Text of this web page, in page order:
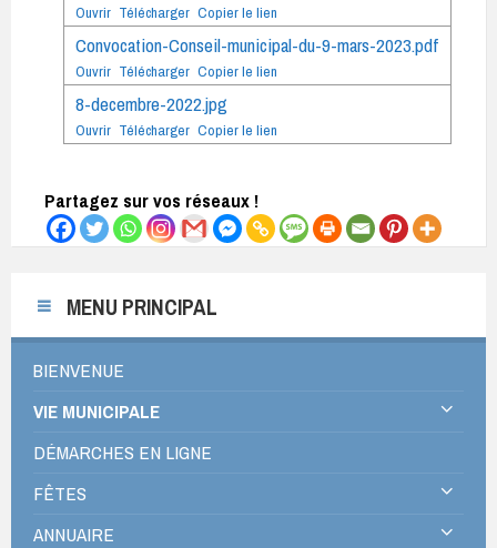
Ouvrir Télécharger Copier le lien
Convocation-Conseil-municipal-du-9-mars-2023.pdf
Ouvrir Télécharger Copier le lien
8-decembre-2022.jpg
Ouvrir Télécharger Copier le lien
Partagez sur vos réseaux !
MENU PRINCIPAL
BIENVENUE
VIE MUNICIPALE
DÉMARCHES EN LIGNE
FÊTES
ANNUAIRE